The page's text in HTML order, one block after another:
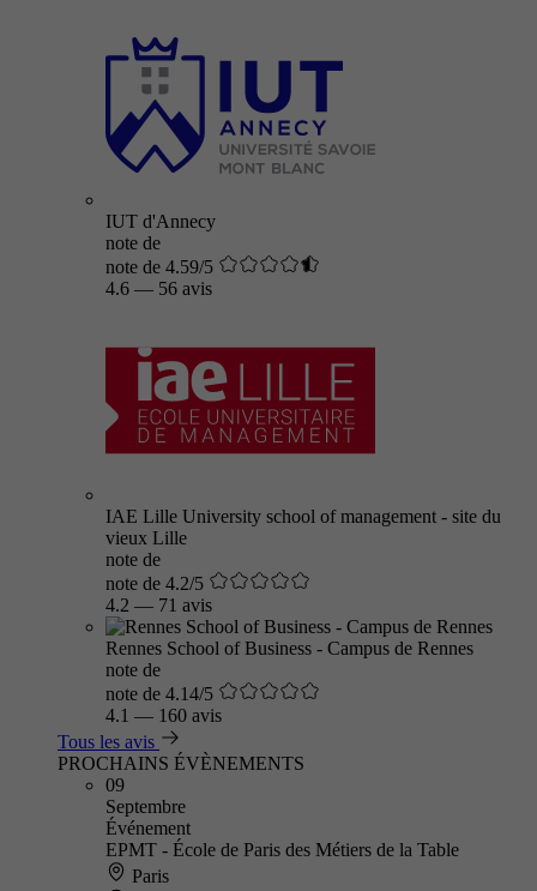
IUT d'Annecy
note de
note de 4.59/5
4.6 — 56 avis
IAE Lille University school of management - site du
vieux Lille
note de
note de 4.2/5
4.2 — 71 avis
Rennes School of Business - Campus de Rennes
note de
note de 4.14/5
4.1 — 160 avis
Tous les avis
PROCHAINS ÉVÈNEMENTS
09
Septembre
Événement
EPMT - École de Paris des Métiers de la Table
Paris